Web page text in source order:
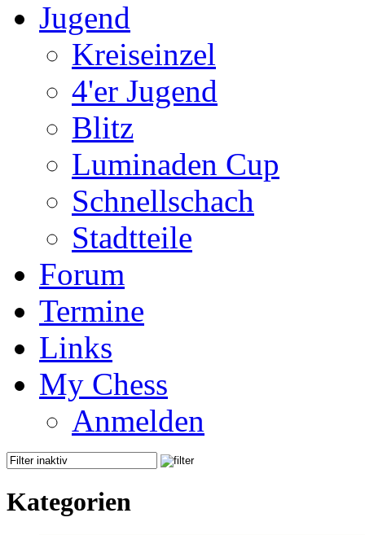
Jugend
Kreiseinzel
4'er Jugend
Blitz
Luminaden Cup
Schnellschach
Stadtteile
Forum
Termine
Links
My Chess
Anmelden
Kategorien